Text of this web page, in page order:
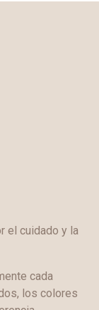
el cuidado y la
cada
los colores